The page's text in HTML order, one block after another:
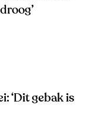
‘Dit gebak is